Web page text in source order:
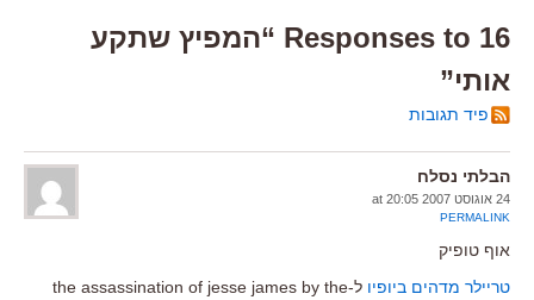
16 Responses to “המפיץ שתקע
אותי”
פיד תגובות
הבלתי נסלח
24 אוגוסט 2007 at 20:05
PERMALINK
אוף טופיק
טריילר מדהים ביופיו
ל-the assassination of jesse james by the